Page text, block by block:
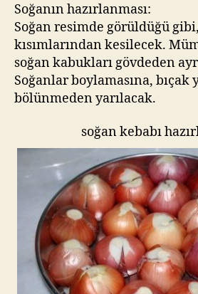
Soğanın hazırlanması:
Soğan resimde görüldüğü
kısımlarından kesilecek.
soğan kabukları gövdeden
Soğanlar boylamasına, bıçak
bölünmeden yarılacak.
soğan kebabı